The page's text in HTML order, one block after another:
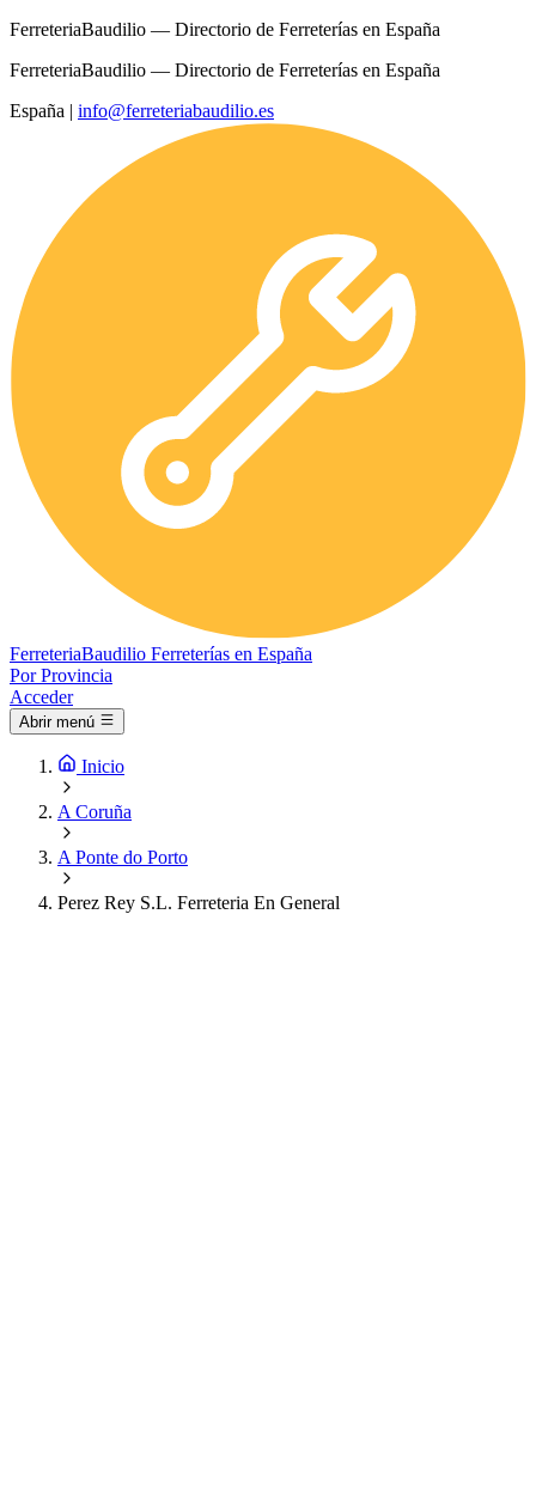
FerreteriaBaudilio — Directorio de Ferreterías en España
FerreteriaBaudilio — Directorio de Ferreterías en España
España | info@ferreteriabaudilio.es
FerreteriaBaudilio Ferreterías en España
Por Provincia
Acceder
Abrir menú
Inicio
A Coruña
A Ponte do Porto
Perez Rey S.L. Ferreteria En General